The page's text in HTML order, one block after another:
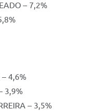
– 7,2%
4,6%
3,9%
– 3,5%